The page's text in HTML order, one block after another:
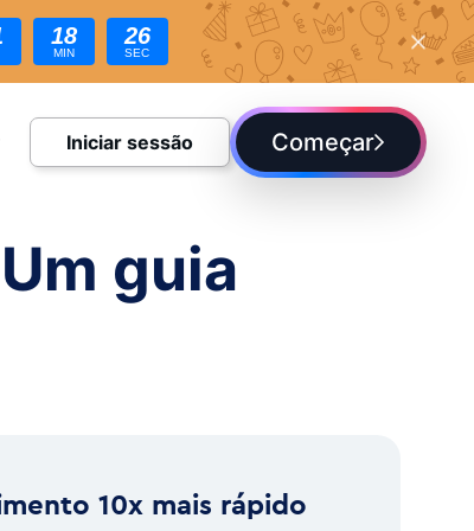
18
MIN
25
SEC
Iniciar sessão Começar
guia
10x mais rápido